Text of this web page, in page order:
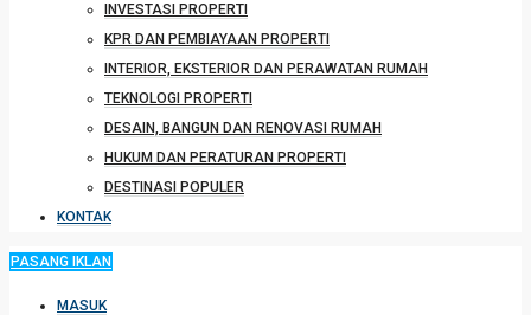
INVESTASI PROPERTI
KPR DAN PEMBIAYAAN PROPERTI
INTERIOR, EKSTERIOR DAN PERAWATAN RUMAH
TEKNOLOGI PROPERTI
DESAIN, BANGUN DAN RENOVASI RUMAH
HUKUM DAN PERATURAN PROPERTI
DESTINASI POPULER
KONTAK
PASANG IKLAN
MASUK